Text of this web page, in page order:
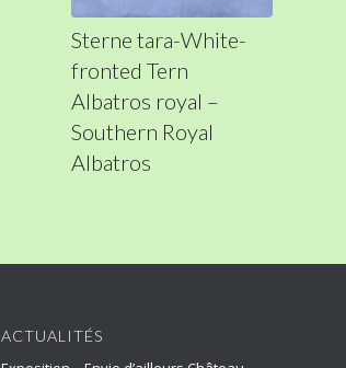
Sterne tara-White-
fronted Tern
Albatros royal –
Southern Royal
Albatros
ACTUALITÉS